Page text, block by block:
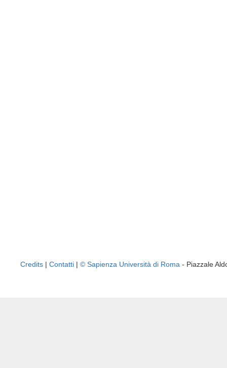
Credits | Contatti | © Sapienza Università di Roma - Piazzale